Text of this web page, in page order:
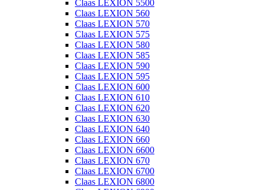
Claas LEXION 5500
Claas LEXION 560
Claas LEXION 570
Claas LEXION 575
Claas LEXION 580
Claas LEXION 585
Claas LEXION 590
Claas LEXION 595
Claas LEXION 600
Claas LEXION 610
Claas LEXION 620
Claas LEXION 630
Claas LEXION 640
Claas LEXION 660
Claas LEXION 6600
Claas LEXION 670
Claas LEXION 6700
Claas LEXION 6800